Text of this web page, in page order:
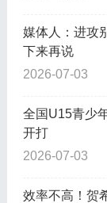
媒体人：进攻
下来再说
2026-07-03
全国U15青少
开打
2026-07-03
效率不高！贺